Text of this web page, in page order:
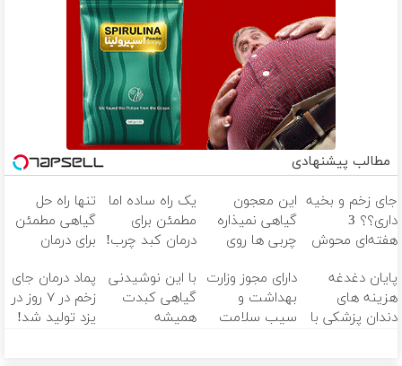
مطالب پیشنهادی
جای زخم و بخیه
داری؟؟ 3
هفته‌ای محوش
این معجون
گیاهی نمیذاره
چربی ها روی
بشن55%تخفیف
یک راه ساده اما
مطمئن برای
درمان کبد چرب!
امشب
تنها راه حل
گیاهی مطمئن
برای درمان
تا امشب)
پایان دغدغه
هزینه های
دندان پزشکی با
دارای مجوز وزارت
بهداشت و
سیب سلامت
با این نوشیدنی
گیاهی کبدت
همیشه
پماد درمان جای
زخم در ۷ روز در
یزد تولید شد!